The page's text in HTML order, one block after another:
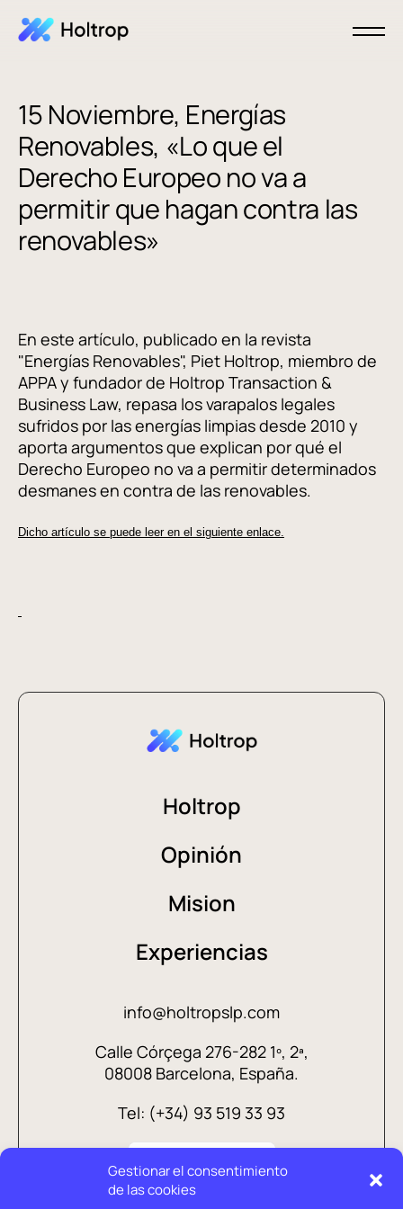
Gestionar el consentimiento
de las cookies
15 Noviembre, Energías
Renovables, «Lo que el
Derecho Europeo no va a
permitir que hagan contra las
renovables»
En este artículo, publicado en la revista
"Energías Renovables", Piet Holtrop, miembro de
APPA y fundador de Holtrop Transaction &
Business Law, repasa los varapalos legales
sufridos por las energías limpias desde 2010 y
aporta argumentos que explican por qué el
Derecho Europeo no va a permitir determinados
desmanes en contra de las renovables.
Dicho artículo se puede leer en el siguiente enlace.
Holtrop
Opinión
Mision
Experiencias
info@holtropslp.com
Calle Córçega 276-282 1º, 2ª,
08008 Barcelona, España.
Tel: (+34) 93 519 33 93